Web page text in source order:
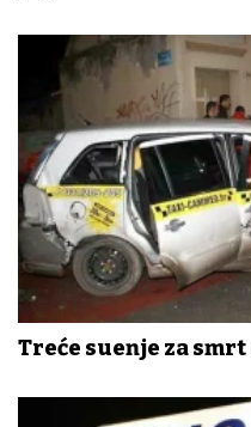
Treće suđenje za